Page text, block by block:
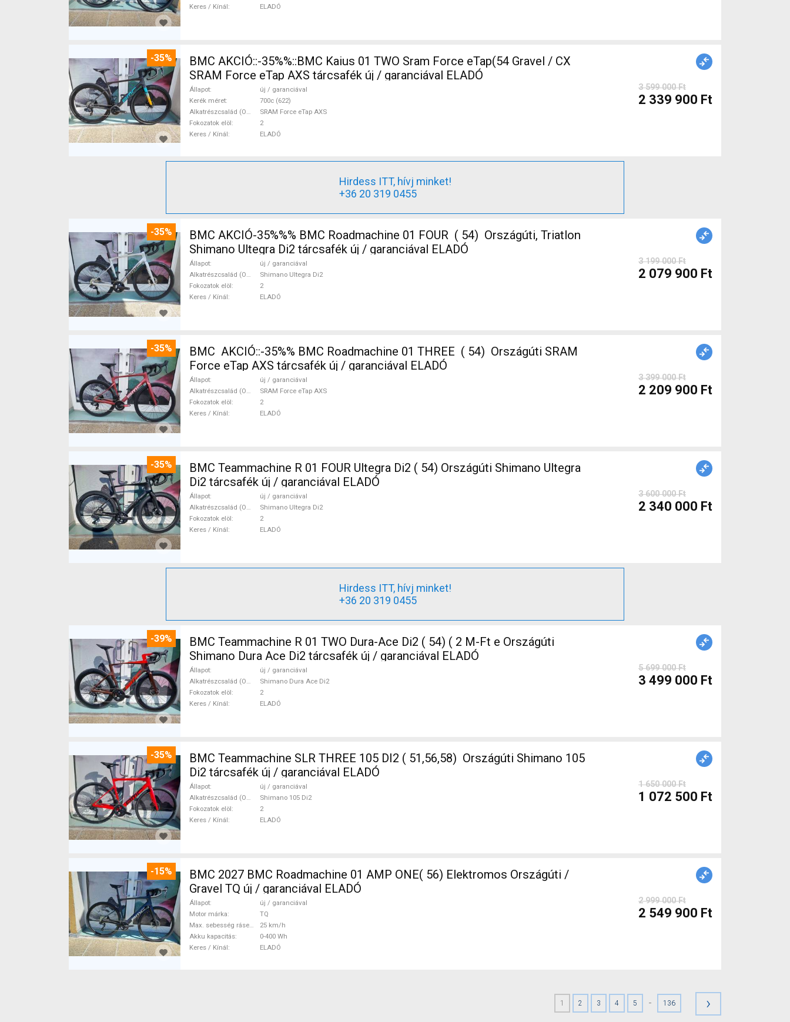
Keres / Kínál
ELADÓ
-35%
BMC AKCIÓ::-35%%::BMC Kaius 01 TWO Sram Force eTap(54 Gravel / CX
SRAM Force eTap AXS tárcsafék új / garanciával ELADÓ
Állapot
új / garanciával
Kerék méret
700c (622)
Alkatrészcsalád (Outi)
SRAM Force eTap AXS
Fokozatok elöl
2
Keres / Kínál
ELADÓ
3 599 000 Ft
2 339 900 Ft
Hirdess ITT, hívj minket!
+36 20 319 0455
-35%
BMC AKCIÓ-35%%% BMC Roadmachine 01 FOUR ( 54) Országúti, Triatlon
Shimano Ultegra Di2 tárcsafék új / garanciával ELADÓ
Állapot
új / garanciával
Alkatrészcsalád (Outi)
Shimano Ultegra Di2
Fokozatok elöl
2
Keres / Kínál
ELADÓ
3 199 000 Ft
2 079 900 Ft
-35%
BMC AKCIÓ::-35%% BMC Roadmachine 01 THREE ( 54) Országúti SRAM
Force eTap AXS tárcsafék új / garanciával ELADÓ
Állapot
új / garanciával
Alkatrészcsalád (Outi)
SRAM Force eTap AXS
Fokozatok elöl
2
Keres / Kínál
ELADÓ
3 399 000 Ft
2 209 900 Ft
-35%
BMC Teammachine R 01 FOUR Ultegra Di2 ( 54) Országúti Shimano Ultegra
Di2 tárcsafék új / garanciával ELADÓ
Állapot
új / garanciával
Alkatrészcsalád (Outi)
Shimano Ultegra Di2
Fokozatok elöl
2
Keres / Kínál
ELADÓ
3 600 000 Ft
2 340 000 Ft
Hirdess ITT, hívj minket!
+36 20 319 0455
-39%
BMC Teammachine R 01 TWO Dura-Ace Di2 ( 54) ( 2 M-Ft e Országúti
Shimano Dura Ace Di2 tárcsafék új / garanciával ELADÓ
Állapot
új / garanciával
Alkatrészcsalád (Outi)
Shimano Dura Ace Di2
Fokozatok elöl
2
Keres / Kínál
ELADÓ
5 699 000 Ft
3 499 000 Ft
-35%
BMC Teammachine SLR THREE 105 DI2 ( 51,56,58) Országúti Shimano 105
Di2 tárcsafék új / garanciával ELADÓ
Állapot
új / garanciával
Alkatrészcsalád (Outi)
Shimano 105 Di2
Fokozatok elöl
2
Keres / Kínál
ELADÓ
1 650 000 Ft
1 072 500 Ft
-15%
BMC 2027 BMC Roadmachine 01 AMP ONE( 56) Elektromos Országúti /
Gravel TQ új / garanciával ELADÓ
Állapot
új / garanciával
Motor márka
TQ
Max. sebesség rásegítéssel
25 km/h
Akku kapacitás
0-400 Wh
Keres / Kínál
ELADÓ
2 999 000 Ft
2 549 900 Ft
1 2 3 4 5 - 136 ›